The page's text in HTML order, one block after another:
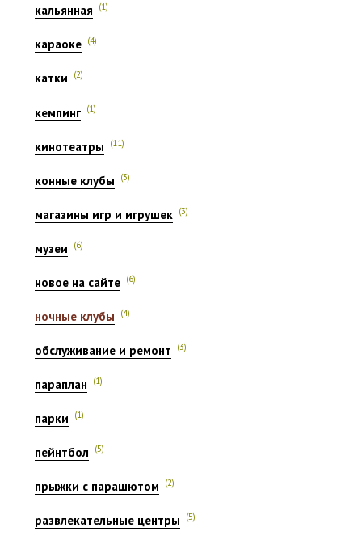
кальянная (1)
караоке (4)
катки (2)
кемпинг (1)
кинотеатры (11)
конные клубы (3)
магазины игр и игрушек (3)
музеи (6)
новое на сайте (6)
ночные клубы (4)
обслуживание и ремонт (3)
параплан (1)
парки (1)
пейнтбол (5)
прыжки с парашютом (2)
развлекательные центры (5)